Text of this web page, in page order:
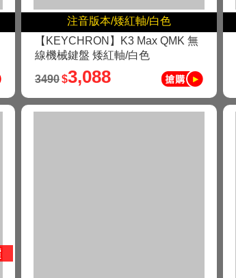
注音版本/矮紅軸/白色
【KEYCHRON】K3 Max QMK 無
線機械鍵盤 矮紅軸/白色
3490$3,088